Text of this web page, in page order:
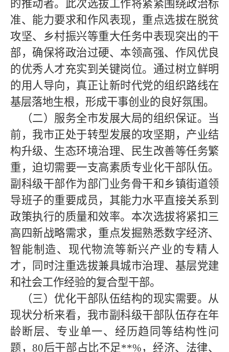
的推动者。此次选拔工作将紧紧围绕政治标
准、能力要求和作风表现，重点选拔在脱贫
攻坚、乡村振兴等重大任务中表现突出的干
部，确保将政治过硬、本领高强、作风优良
的优秀人才充实到关键岗位。通过树立鲜明
的用人导向，真正让新时代党的组织路线在
基层落地生根，形成干事创业的良好氛围。
（二）服务全市发展大局的组织保证。 当
前，我市正处于转型发展的攻坚期，产业结
构升级、生态环境治理、民生改善等任务繁
重，迫切需要一支高素质专业化干部队伍。
副科级干部作为部门业务骨干和乡镇街道领
导班子的重要成员，其能力水平直接关系到
政策执行的质量和效率。本次选拔将紧扣三
高四新战略需求，重点发掘熟悉数字经济、
智能制造、现代物流等新兴产业的专精人
才，同时注重选拔兼具城市治理、基层党建
和社会工作经验的复合型干部。
（三）优化干部队伍结构的现实需要。 从
现状分析来看，我市副科级干部队伍存在年
龄断层、专业单一、经历趋同等结构性问
题，80后干部占比不足**%，经济、法律、